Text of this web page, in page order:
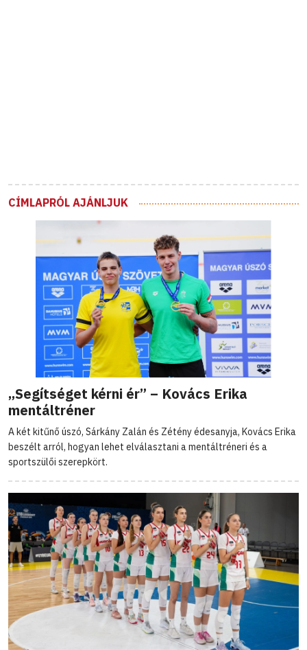
CÍMLAPRÓL AJÁNLJUK
„Segítséget kérni ér” – Kovács Erika
mentáltréner
A két kitűnő úszó, Sárkány Zalán és Zétény édesanyja, Kovács Erika
beszélt arról, hogyan lehet elválasztani a mentáltréneri és a
sportszülői szerepkört.